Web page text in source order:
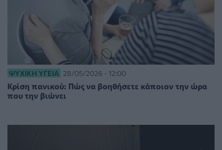
ΨΥΧΙΚΉ ΥΓΕΊΑ 28/05/2026 - 12:00
Κρίση πανικού: Πώς να βοηθήσετε κάποιον την ώρα
που την βιώνει